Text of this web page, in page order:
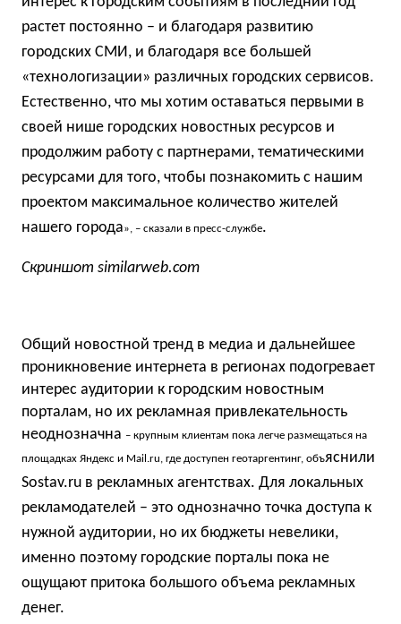
растет постоянно – и благодаря развитию
городских СМИ, и благодаря все большей
«технологизации» различных городских сервисов.
Естественно, что мы хотим оставаться первыми в
своей нише городских новостных ресурсов и
продолжим работу с партнерами, тематическими
ресурсами для того, чтобы познакомить с нашим
проектом максимальное количество жителей
нашего города», – сказали в пресс-службе.
Скриншот similarweb.com
Общий новостной тренд в медиа и дальнейшее
проникновение интернета в регионах подогревает
интерес аудитории к городским новостным
порталам, но их рекламная привлекательность
неоднозначна – крупным клиентам пока легче размещаться на
площадках Яндекс и Mail.ru, где доступен геотаргентинг, объяснили
Sostav.ru в рекламных агентствах. Для локальных
рекламодателей – это однозначно точка доступа к
нужной аудитории, но их бюджеты невелики,
именно поэтому городские порталы пока не
ощущают притока большого объема рекламных
денег.